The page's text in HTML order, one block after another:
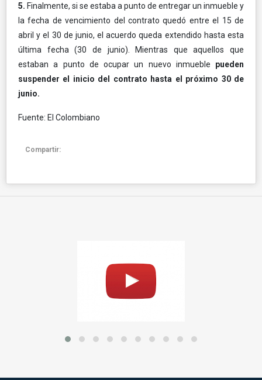
5. Finalmente, si se estaba a punto de entregar un inmueble y
la fecha de vencimiento del contrato quedó entre el 15 de
abril y el 30 de junio, el acuerdo queda extendido hasta esta
última fecha (30 de junio). Mientras que aquellos que
estaban a punto de ocupar un nuevo inmueble pueden
suspender el inicio del contrato hasta el próximo 30 de
junio.
Fuente: El Colombiano
Compartir: